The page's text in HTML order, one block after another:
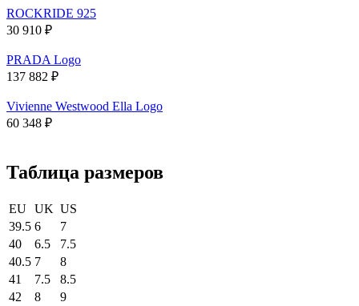
ROCKRIDE 925
30 910 ₽
PRADA Logo
137 882 ₽
Vivienne Westwood Ella Logo
60 348 ₽
Таблица размеров
EU UK US
39.5 6
7
40
6.5
7.5
40.5 7
8
41
7.5
8.5
42
8
9